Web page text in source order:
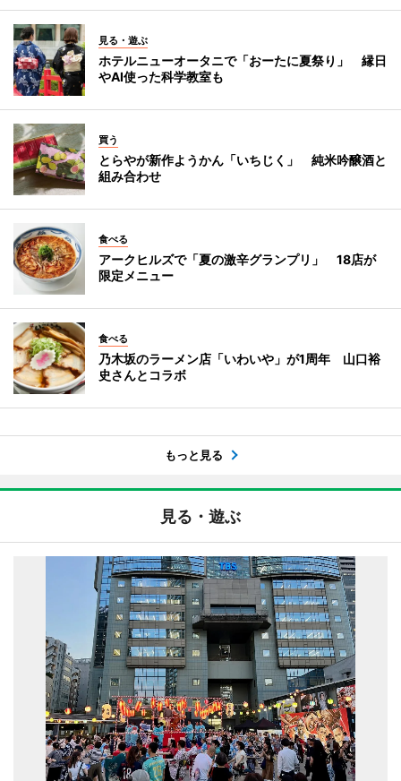
見る・遊ぶ
ホテルニューオータニで「おーたに夏祭り」 縁日
やAI使った科学教室も
買う
とらやが新作ようかん「いちじく」 純米吟醸酒と
組み合わせ
食べる
アークヒルズで「夏の激辛グランプリ」 18店が
限定メニュー
食べる
乃木坂のラーメン店「いわいや」が1周年 山口裕
史さんとコラボ
もっと見る
見る・遊ぶ